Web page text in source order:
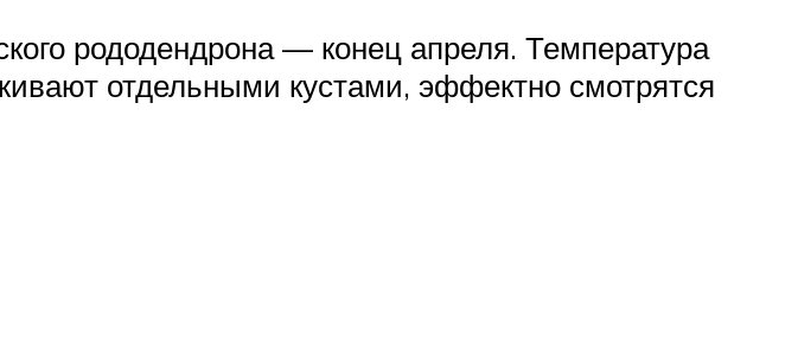
рододендрона — конец апреля. Температура
отдельными кустами, эффектно смотрятся